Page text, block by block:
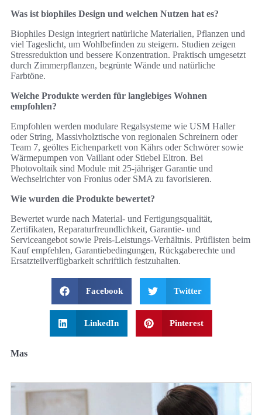
Was ist biophiles Design und welchen Nutzen hat es?
Biophiles Design integriert natürliche Materialien, Pflanzen und
viel Tageslicht, um Wohlbefinden zu steigern. Studien zeigen
Stressreduktion und bessere Konzentration. Praktisch umgesetzt
durch Zimmerpflanzen, begrünte Wände und natürliche
Farbtöne.
Welche Produkte werden für langlebiges Wohnen
empfohlen?
Empfohlen werden modulare Regalsysteme wie USM Haller
oder String, Massivholztische von regionalen Schreinern oder
Team 7, geöltes Eichenparkett von Kährs oder Schwörer sowie
Wärmepumpen von Vaillant oder Stiebel Eltron. Bei
Photovoltaik sind Module mit 25-jähriger Garantie und
Wechselrichter von Fronius oder SMA zu favorisieren.
Wie wurden die Produkte bewertet?
Bewertet wurde nach Material- und Fertigungsqualität,
Zertifikaten, Reparaturfreundlichkeit, Garantie- und
Serviceangebot sowie Preis-Leistungs-Verhältnis. Prüflisten beim
Kauf empfehlen, Garantiebedingungen, Rückgaberechte und
Ersatzteilverfügbarkeit schriftlich festzuhalten.
Facebook Twitter
LinkedIn Pinterest
Mas